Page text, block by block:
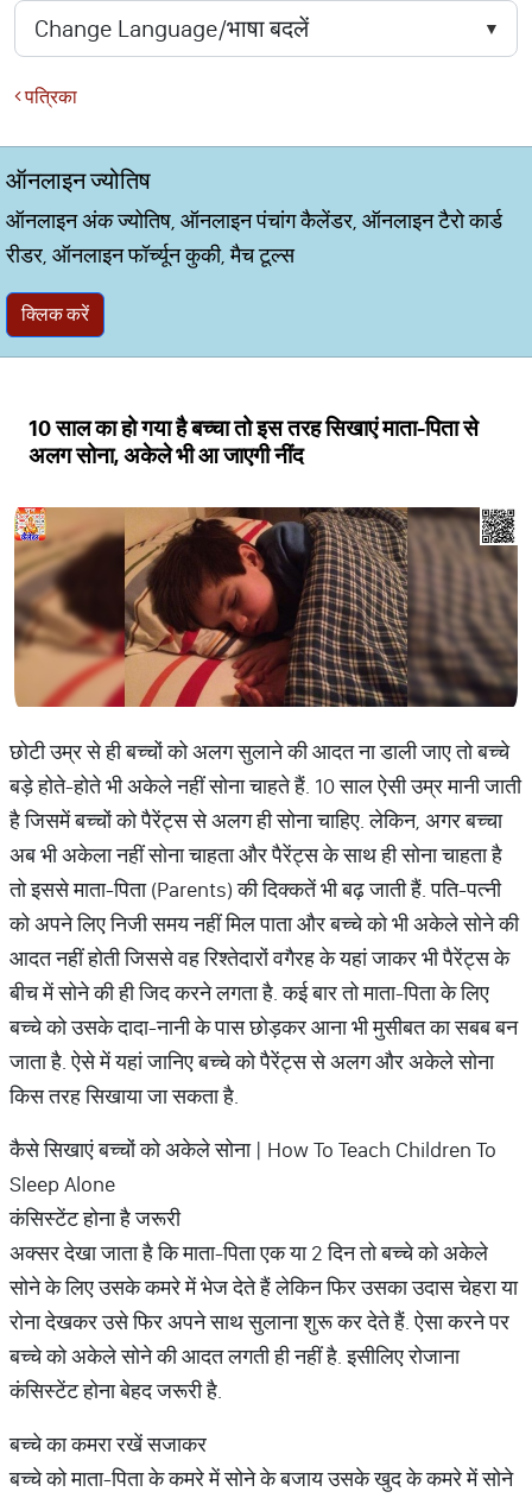
पत्रिका
ऑनलाइन ज्योतिष
ऑनलाइन अंक ज्योतिष, ऑनलाइन पंचांग कैलेंडर, ऑनलाइन टैरो कार्ड
रीडर, ऑनलाइन फॉर्च्यून कुकी, मैच टूल्स
क्लिक करें
10 साल का हो गया है बच्चा तो इस तरह सिखाएं माता-पिता से
अलग सोना, अकेले भी आ जाएगी नींद
छोटी उम्र से ही बच्चों को अलग सुलाने की आदत ना डाली जाए तो बच्चे
बड़े होते-होते भी अकेले नहीं सोना चाहते हैं. 10 साल ऐसी उम्र मानी जाती
है जिसमें बच्चों को पैरेंट्स से अलग ही सोना चाहिए. लेकिन, अगर बच्चा
अब भी अकेला नहीं सोना चाहता और पैरेंट्स के साथ ही सोना चाहता है
तो इससे माता-पिता (Parents) की दिक्कतें भी बढ़ जाती हैं. पति-पत्नी
को अपने लिए निजी समय नहीं मिल पाता और बच्चे को भी अकेले सोने की
आदत नहीं होती जिससे वह रिश्तेदारों वगैरह के यहां जाकर भी पैरेंट्स के
बीच में सोने की ही जिद करने लगता है. कई बार तो माता-पिता के लिए
बच्चे को उसके दादा-नानी के पास छोड़कर आना भी मुसीबत का सबब बन
जाता है. ऐसे में यहां जानिए बच्चे को पैरेंट्स से अलग और अकेले सोना
किस तरह सिखाया जा सकता है.
कैसे सिखाएं बच्चों को अकेले सोना | How To Teach Children To
Sleep Alone
कंसिस्टेंट होना है जरूरी
अक्सर देखा जाता है कि माता-पिता एक या 2 दिन तो बच्चे को अकेले
सोने के लिए उसके कमरे में भेज देते हैं लेकिन फिर उसका उदास चेहरा या
रोना देखकर उसे फिर अपने साथ सुलाना शुरू कर देते हैं. ऐसा करने पर
बच्चे को अकेले सोने की आदत लगती ही नहीं है. इसीलिए रोजाना
कंसिस्टेंट होना बेहद जरूरी है.
बच्चे का कमरा रखें सजाकर
बच्चे को माता-पिता के कमरे में सोने के बजाय उसके खुद के कमरे में सोने